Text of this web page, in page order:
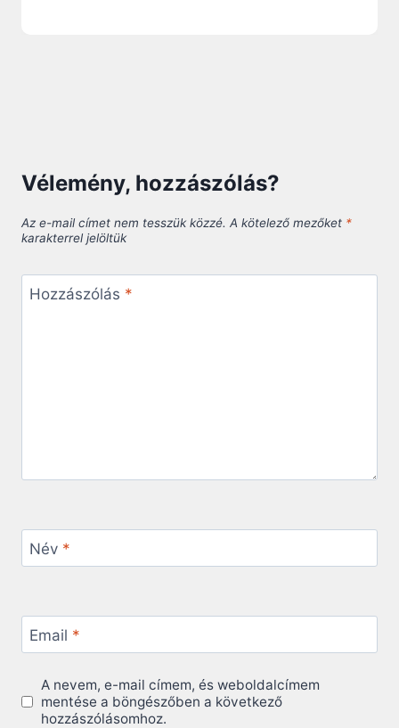
Vélemény, hozzászólás?
Az e-mail címet nem tesszük közzé. A kötelező mezőket *
karakterrel jelöltük
Hozzászólás *
Név *
Email *
A nevem, e-mail címem, és weboldalcímem
mentése a böngészőben a következő
hozzászólásomhoz.